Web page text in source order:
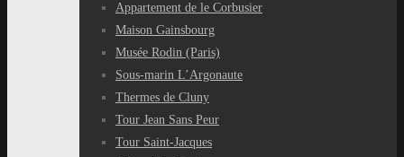
Appartement de le Corbusier
Maison Gainsbourg
Musée Rodin (Paris)
Sous-marin L’Argonaute
Thermes de Cluny
Tour Jean Sans Peur
Tour Saint-Jacques